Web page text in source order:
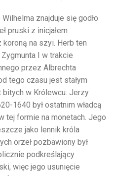
znajduje się godło
pruski z inicjałem
koroną na szyi. Herb ten
I w trakcie
przez Albrechta
tego czasu jest stałym
w Królewcu. Jerzy
1640 był ostatnim władcą
tej formie na monetach. Jego
jako lennik króla
orzeł pozbawiony był
podkreślający
więc jego usunięcie